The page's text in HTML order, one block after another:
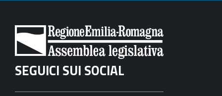
SEGUICI SUI SOCIAL